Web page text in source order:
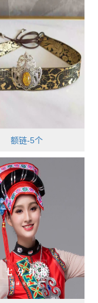
额链-5个